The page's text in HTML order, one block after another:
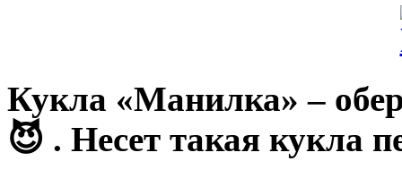
Кукла «Манилка» –
😈 . Несет такая кукла